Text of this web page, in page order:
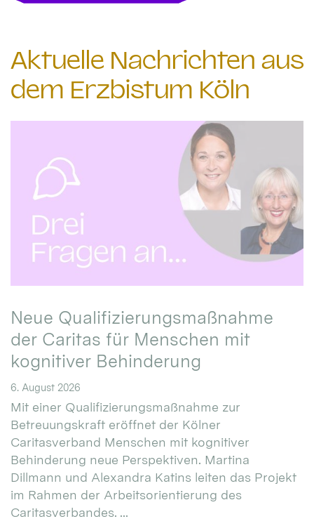
Aktuelle Nachrichten aus
dem Erzbistum Köln
Neue Qualifizierungsmaßnahme
der Caritas für Menschen mit
kognitiver Behinderung
6. August 2026
Mit einer Qualifizierungsmaßnahme zur
Betreuungskraft eröffnet der Kölner
Caritasverband Menschen mit kognitiver
Behinderung neue Perspektiven. Martina
Dillmann und Alexandra Katins leiten das Projekt
im Rahmen der Arbeitsorientierung des
Caritasverbandes. ...